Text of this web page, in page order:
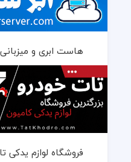
هاست ابری و
فروشگاه لوازم یدکی